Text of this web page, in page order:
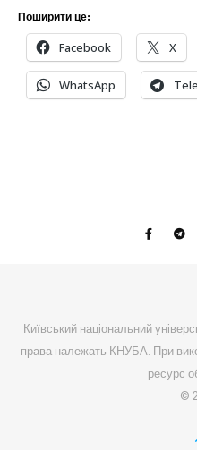
Поширити це:
Facebook X
WhatsApp
Київський національний
права належать КНУБА. При
ресурс
©